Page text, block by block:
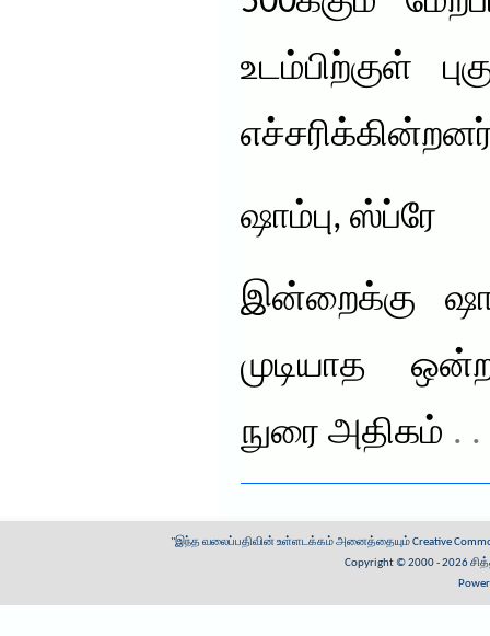
உடம்பிற்குள்
ஷாம்பு, ஸ்ப்ரே
இன்றைக்கு
முடியாத
நுரை அதிகம் .
"இந்த வலைப்பதிவின் உள்ளடக்கம் அனைத்தையும்Creative
Copyright © 2000 - 2026